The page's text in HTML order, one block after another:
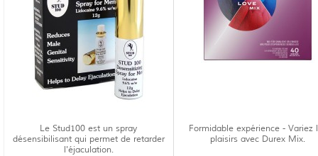
Le Stud100 est un spray
désensibilisant qui permet de retarder
l'éjaculation.
Formidable expérience - Variez
plaisirs avec Durex Mix.